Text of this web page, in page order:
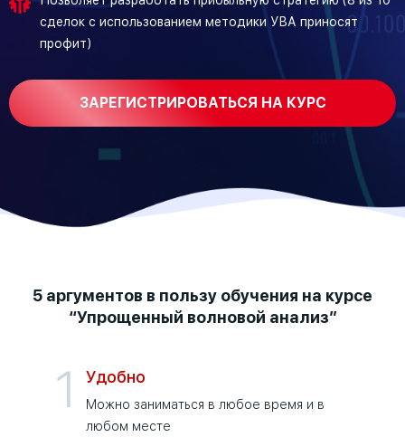
сделок с использованием методики УВА приносят
профит)
ЗАРЕГИСТРИРОВАТЬСЯ НА КУРС
5 аргументов в пользу обучения на курсе
“Упрощенный волновой анализ”
1 Удобно
Можно заниматься в любое время и в
любом месте